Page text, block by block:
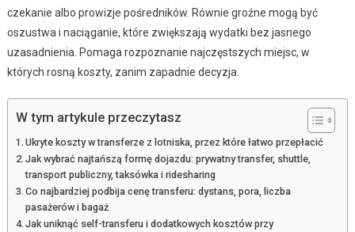
czekanie albo prowizje pośredników. Równie groźne mogą być
oszustwa i naciąganie, które zwiększają wydatki bez jasnego
uzasadnienia. Pomaga rozpoznanie najczęstszych miejsc, w
których rosną koszty, zanim zapadnie decyzja.
W tym artykule przeczytasz
Ukryte koszty w transferze z lotniska, przez które łatwo przepłacić
Jak wybrać najtańszą formę dojazdu: prywatny transfer, shuttle,
transport publiczny, taksówka i ridesharing
Co najbardziej podbija cenę transferu: dystans, pora, liczba
pasażerów i bagaż
Jak uniknąć self-transferu i dodatkowych kosztów przy